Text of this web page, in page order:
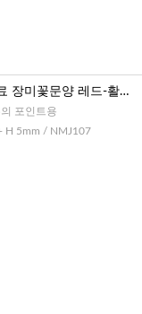
장미꽃문양 레드-활짝
포인트용
H 5mm / NMJ107